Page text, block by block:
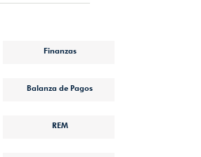
Finanzas
Balanza de Pagos
REM